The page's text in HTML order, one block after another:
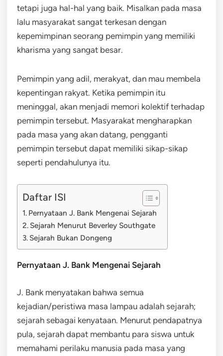
tetapi juga hal-hal yang baik. Misalkan pada masa
lalu masyarakat sangat terkesan dengan
kepemimpinan seorang pemimpin yang memiliki
kharisma yang sangat besar.
Pemimpin yang adil, merakyat, dan mau membela
kepentingan rakyat. Ketika pemimpin itu
meninggal, akan menjadi memori kolektif terhadap
pemimpin tersebut. Masyarakat mengharapkan
pada masa yang akan datang, pengganti
pemimpin tersebut dapat memiliki sikap-sikap
seperti pendahulunya itu.
Daftar ISI
Pernyataan J. Bank Mengenai Sejarah
Sejarah Menurut Beverley Southgate
Sejarah Bukan Dongeng
Pernyataan J. Bank Mengenai Sejarah
J. Bank menyatakan bahwa semua
kejadian/peristiwa masa lampau adalah sejarah;
sejarah sebagai kenyataan. Menurut pendapatnya
pula, sejarah dapat membantu para siswa untuk
memahami perilaku manusia pada masa yang